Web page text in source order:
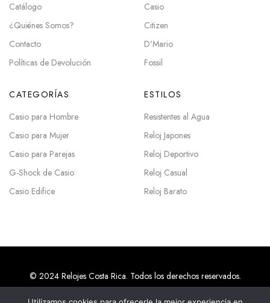
Catálogo
¿Quiénes Somos?
Contacto
Políticas de Devolución
Casio
Citizen
D'Mario
Fossil
CATEGORÍAS
Casio para Hombre
Casio para Mujer
Casio para Parejas
G-Shock de Casio
Casio Edifice
ESTILOS
Resistentes al Agua
Reloj Japones
Reloj Deportivo
Reloj Casual
Reloj Barato
© 2024 Relojes Costa Rica. Todos los derechos reservados.